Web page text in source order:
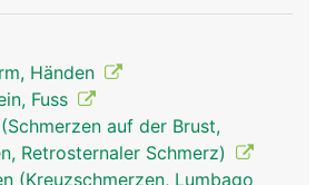
Händen
Fuss
auf der Brust,
Retrosternaler Schmerz)
(Kreuzschmerzen, Lumbago